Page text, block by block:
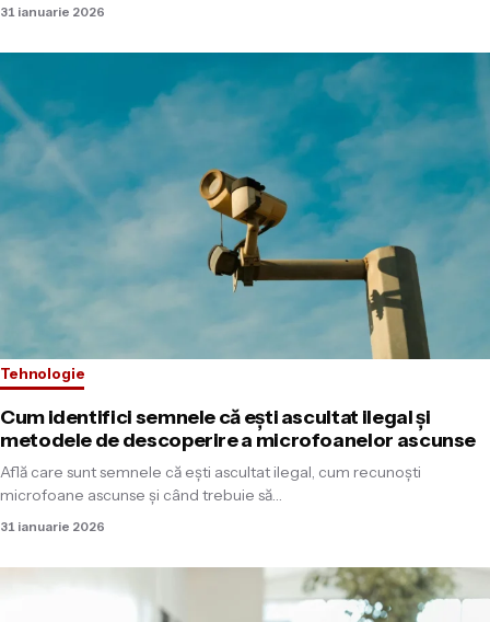
31 ianuarie 2026
Tehnologie
Cum identifici semnele că ești ascultat ilegal și
metodele de descoperire a microfoanelor ascunse
Află care sunt semnele că ești ascultat ilegal, cum recunoști
microfoane ascunse și când trebuie să…
31 ianuarie 2026